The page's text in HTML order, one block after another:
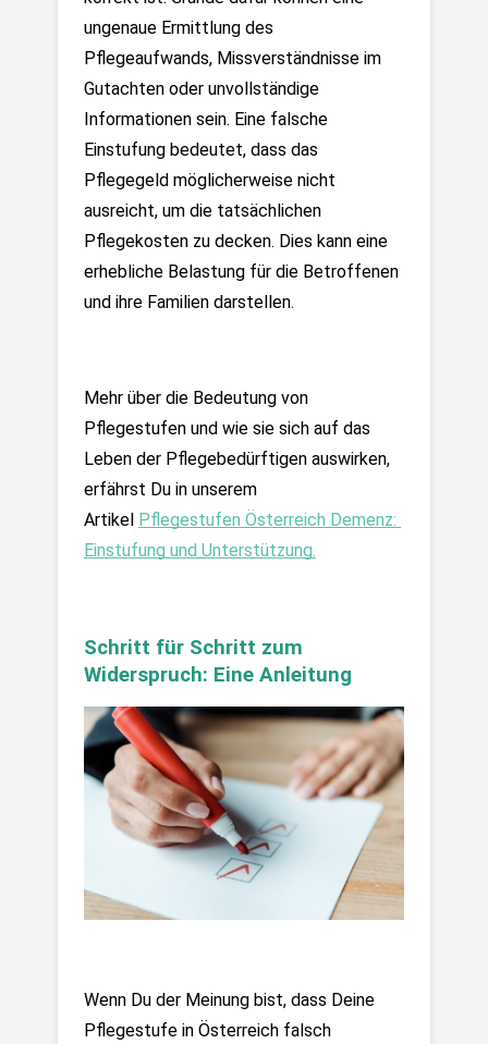
ungenaue Ermittlung des
Pflegeaufwands, Missverständnisse im
Gutachten oder unvollständige
Informationen sein. Eine falsche
Einstufung bedeutet, dass das
Pflegegeld möglicherweise nicht
ausreicht, um die tatsächlichen
Pflegekosten zu decken. Dies kann eine
erhebliche Belastung für die Betroffenen
und ihre Familien darstellen.
Mehr über die Bedeutung von
Pflegestufen und wie sie sich auf das
Leben der Pflegebedürftigen auswirken,
erfährst Du in unserem
Artikel Pflegestufen Österreich Demenz:
Einstufung und Unterstützung.
Schritt für Schritt zum
Widerspruch: Eine Anleitung
Wenn Du der Meinung bist, dass Deine
Pflegestufe in Österreich falsch